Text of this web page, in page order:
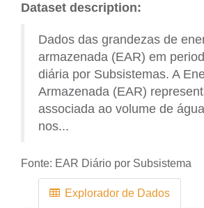
Dataset description:
Dados das grandezas de
armazenada (EAR) em
diária por Subsistemas. A
Armazenada (EAR)
associada ao volume de
nos...
Fonte: EAR Diário por Subsistema
Explorador de Dados